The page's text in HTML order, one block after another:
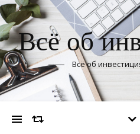
Всё об
Всё об